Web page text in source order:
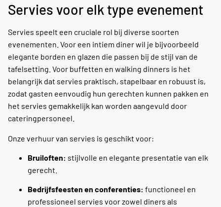
Servies voor elk type evenement
Servies speelt een cruciale rol bij diverse soorten
evenementen. Voor een intiem diner wil je bijvoorbeeld
elegante borden en glazen die passen bij de stijl van de
tafelsetting. Voor buffetten en walking dinners is het
belangrijk dat servies praktisch, stapelbaar en robuust is,
zodat gasten eenvoudig hun gerechten kunnen pakken en
het servies gemakkelijk kan worden aangevuld door
cateringpersoneel.
Onze verhuur van servies is geschikt voor:
Bruiloften: stijlvolle en elegante presentatie van elk
gerecht.
Bedrijfsfeesten en conferenties: functioneel en
professioneel servies voor zowel diners als